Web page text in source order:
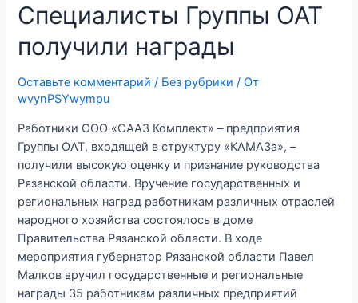
числе
победителей
республиканского
конкурса
профмастерства
Специалисты Группы ОАТ
получили награды
Оставьте комментарий / Без рубрики / От
wvynPSYwympu
Работники ООО «СААЗ Комплект» – предприятия
Группы ОАТ, входящей в структуру «КАМАЗа», –
получили высокую оценку и признание руководства
Рязанской области. Вручение государственных и
региональных наград работникам различных отраслей
народного хозяйства состоялось в доме
Правительства Рязанской области. В ходе
мероприятия губернатор Рязанской области Павел
Малков вручил государственные и региональные
награды 35 работникам различных предприятий